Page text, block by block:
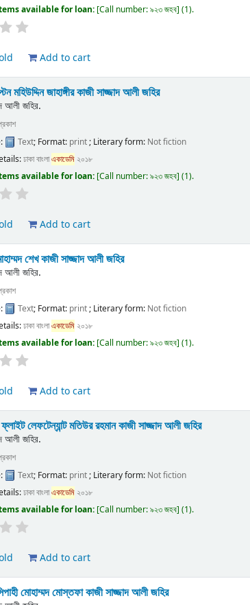
available for loan: Call number:৯২৩ জহব (1).
Add to cart
মহিউদ্দিন জাহাঙ্গীরকাজী সাজ্জাদ আলী জহির
আলী জহির.
Text; Format: print ; Literary form: Not fiction
ঢাকাবাংলাএকাডেমি ২০১৮
available for loan: Call number:৯২৩ জহব (1).
Add to cart
শেখকাজী সাজ্জাদ আলী জহির
আলী জহির.
Text; Format: print; Literary form: Not fiction
ঢাকাবাংলাএকাডেমি ২০১৮
available for loan: Call number:৯২৩ জহব (1).
Add to cart
ফ্লাইট লেফটেন্যান্ট মতিউর রহমানকাজী সাজ্জাদ আলী জহির
আলী জহির.
Text; Format: print ; Literary form: Not fiction
ঢাকাবাংলাএকাডেমি ২০১৮
available for loan: Call number:৯২৩ জহব (1).
Add to cart
মোহাম্মদ মোস্তফাকাজী সাজ্জাদ আলী জহির